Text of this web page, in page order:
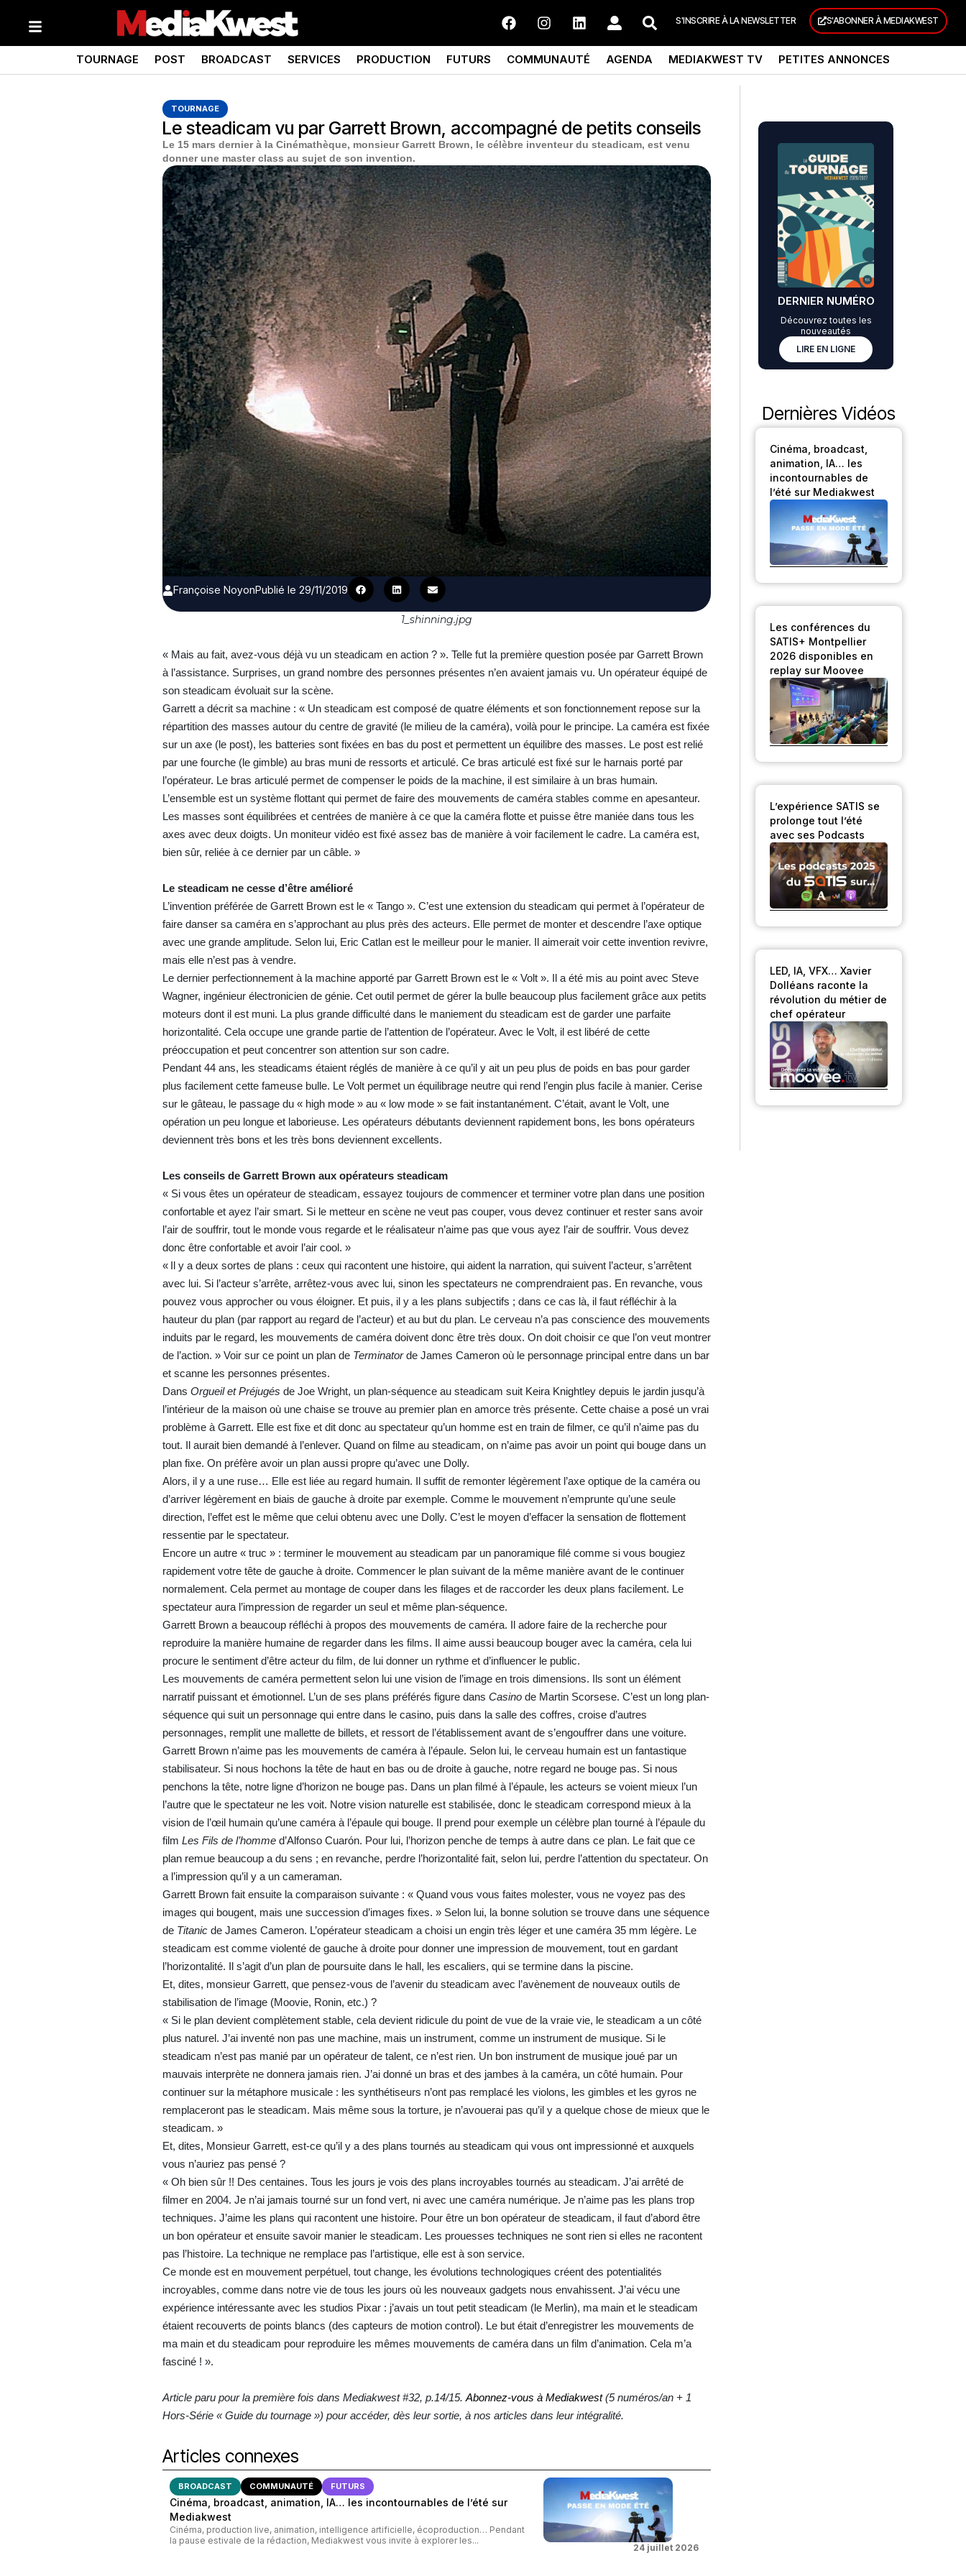
S'INSCRIRE À LA NEWSLETTER S'ABONNER À MEDIAKWEST
TOURNAGE POST BROADCAST SERVICES PRODUCTION FUTURS COMMUNAUTÉ AGENDA MEDIAKWEST TV PETITES ANNONCES
TOURNAGE
Le steadicam vu par Garrett Brown, accompagné de petits conseils
Le 15 mars dernier à la Cinémathèque, monsieur Garrett Brown, le célèbre inventeur du steadicam, est venu
donner une master class au sujet de son invention.
Françoise NoyonPublié le 29/11/2019
1_shinning.jpg
« Mais au fait, avez-vous déjà vu un steadicam en action ? ». Telle fut la première question posée par Garrett Brown
à l’assistance. Surprises, un grand nombre des personnes présentes n’en avaient jamais vu. Un opérateur équipé de
son steadicam évoluait sur la scène.
Garrett a décrit sa machine : « Un steadicam est composé de quatre éléments et son fonctionnement repose sur la
répartition des masses autour du centre de gravité (le milieu de la caméra), voilà pour le principe. La caméra est fixée
sur un axe (le post), les batteries sont fixées en bas du post et permettent un équilibre des masses. Le post est relié
par une fourche (le gimble) au bras muni de ressorts et articulé. Ce bras articulé est fixé sur le harnais porté par
l’opérateur. Le bras articulé permet de compenser le poids de la machine, il est similaire à un bras humain.
L’ensemble est un système flottant qui permet de faire des mouvements de caméra stables comme en apesanteur.
Les masses sont équilibrées et centrées de manière à ce que la caméra flotte et puisse être maniée dans tous les
axes avec deux doigts. Un moniteur vidéo est fixé assez bas de manière à voir facilement le cadre. La caméra est,
bien sûr, reliée à ce dernier par un câble. »
Le steadicam ne cesse d’être amélioré
L’invention préférée de Garrett Brown est le « Tango ». C’est une extension du steadicam qui permet à l’opérateur de
faire danser sa caméra en s’approchant au plus près des acteurs. Elle permet de monter et descendre l’axe optique
avec une grande amplitude. Selon lui, Eric Catlan est le meilleur pour le manier. Il aimerait voir cette invention revivre,
mais elle n’est pas à vendre.
Le dernier perfectionnement à la machine apporté par Garrett Brown est le « Volt ». Il a été mis au point avec Steve
Wagner, ingénieur électronicien de génie. Cet outil permet de gérer la bulle beaucoup plus facilement grâce aux petits
moteurs dont il est muni. La plus grande difficulté dans le maniement du steadicam est de garder une parfaite
horizontalité. Cela occupe une grande partie de l’attention de l’opérateur. Avec le Volt, il est libéré de cette
préoccupation et peut concentrer son attention sur son cadre.
Pendant 44 ans, les steadicams étaient réglés de manière à ce qu’il y ait un peu plus de poids en bas pour garder
plus facilement cette fameuse bulle. Le Volt permet un équilibrage neutre qui rend l’engin plus facile à manier. Cerise
sur le gâteau, le passage du « high mode » au « low mode » se fait instantanément. C’était, avant le Volt, une
opération un peu longue et laborieuse. Les opérateurs débutants deviennent rapidement bons, les bons opérateurs
deviennent très bons et les très bons deviennent excellents.
Les conseils de Garrett Brown aux opérateurs steadicam
« Si vous êtes un opérateur de steadicam, essayez toujours de commencer et terminer votre plan dans une position
confortable et ayez l’air smart. Si le metteur en scène ne veut pas couper, vous devez continuer et rester sans avoir
l’air de souffrir, tout le monde vous regarde et le réalisateur n’aime pas que vous ayez l’air de souffrir. Vous devez
donc être confortable et avoir l’air cool. »
« Il y a deux sortes de plans : ceux qui racontent une histoire, qui aident la narration, qui suivent l’acteur, s’arrêtent
avec lui. Si l’acteur s’arrête, arrêtez-vous avec lui, sinon les spectateurs ne comprendraient pas. En revanche, vous
pouvez vous approcher ou vous éloigner. Et puis, il y a les plans subjectifs ; dans ce cas là, il faut réfléchir à la
hauteur du plan (par rapport au regard de l’acteur) et au but du plan. Le cerveau n’a pas conscience des mouvements
induits par le regard, les mouvements de caméra doivent donc être très doux. On doit choisir ce que l’on veut montrer
de l’action. » Voir sur ce point un plan de Terminatorde James Cameron où le personnage principal entre dans un bar
et scanne les personnes présentes.
DansOrgueil et Préjugés de Joe Wright, un plan-séquence au steadicam suit Keira Knightley depuis le jardin jusqu’à
l’intérieur de la maison où une chaise se trouve au premier plan en amorce très présente. Cette chaise a posé un vrai
problème à Garrett. Elle est fixe et dit donc au spectateur qu’un homme est en train de filmer, ce qu’il n’aime pas du
tout. Il aurait bien demandé à l’enlever. Quand on filme au steadicam, on n’aime pas avoir un point qui bouge dans un
plan fixe. On préfère avoir un plan aussi propre qu’avec une Dolly.
Alors, il y a une ruse… Elle est liée au regard humain. Il suffit de remonter légèrement l’axe optique de la caméra ou
d’arriver légèrement en biais de gauche à droite par exemple. Comme le mouvement n’emprunte qu’une seule
direction, l’effet est le même que celui obtenu avec une Dolly. C’est le moyen d’effacer la sensation de flottement
ressentie par le spectateur.
Encore un autre « truc » : terminer le mouvement au steadicam par un panoramique filé comme si vous bougiez
rapidement votre tête de gauche à droite. Commencer le plan suivant de la même manière avant de le continuer
normalement. Cela permet au montage de couper dans les filages et de raccorder les deux plans facilement. Le
spectateur aura l’impression de regarder un seul et même plan-séquence.
Garrett Brown a beaucoup réfléchi à propos des mouvements de caméra. Il adore faire de la recherche pour
reproduire la manière humaine de regarder dans les films. Il aime aussi beaucoup bouger avec la caméra, cela lui
procure le sentiment d’être acteur du film, de lui donner un rythme et d’influencer le public.
Les mouvements de caméra permettent selon lui une vision de l’image en trois dimensions. Ils sont un élément
narratif puissant et émotionnel. L’un de ses plans préférés figure dansCasino de Martin Scorsese. C’est un long plan-
séquence qui suit un personnage qui entre dans le casino, puis dans la salle des coffres, croise d’autres
personnages, remplit une mallette de billets, et ressort de l’établissement avant de s’engouffrer dans une voiture.
Garrett Brown n’aime pas les mouvements de caméra à l’épaule. Selon lui, le cerveau humain est un fantastique
stabilisateur. Si nous hochons la tête de haut en bas ou de droite à gauche, notre regard ne bouge pas. Si nous
penchons la tête, notre ligne d’horizon ne bouge pas. Dans un plan filmé à l’épaule, les acteurs se voient mieux l’un
l’autre que le spectateur ne les voit. Notre vision naturelle est stabilisée, donc le steadicam correspond mieux à la
vision de l’œil humain qu’une caméra à l’épaule qui bouge. Il prend pour exemple un célèbre plan tourné à l’épaule du
filmLes Fils de l’homme d’Alfonso Cuarón. Pour lui, l’horizon penche de temps à autre dans ce plan. Le fait que ce
plan remue beaucoup a du sens ; en revanche, perdre l’horizontalité fait, selon lui, perdre l’attention du spectateur. On
a l’impression qu’il y a un cameraman.
Garrett Brown fait ensuite la comparaison suivante : « Quand vous vous faites molester, vous ne voyez pas des
images qui bougent, mais une succession d’images fixes. » Selon lui, la bonne solution se trouve dans une séquence
de Titanic de James Cameron. L’opérateur steadicam a choisi un engin très léger et une caméra 35 mm légère. Le
steadicam est comme violenté de gauche à droite pour donner une impression de mouvement, tout en gardant
l’horizontalité. Il s’agit d’un plan de poursuite dans le hall, les escaliers, qui se termine dans la piscine.
Et, dites, monsieur Garrett, que pensez-vous de l’avenir du steadicam avec l’avènement de nouveaux outils de
stabilisation de l’image (Moovie, Ronin, etc.) ?
« Si le plan devient complètement stable, cela devient ridicule du point de vue de la vraie vie, le steadicam a un côté
plus naturel. J’ai inventé non pas une machine, mais un instrument, comme un instrument de musique. Si le
steadicam n’est pas manié par un opérateur de talent, ce n’est rien. Un bon instrument de musique joué par un
mauvais interprète ne donnera jamais rien. J’ai donné un bras et des jambes à la caméra, un côté humain. Pour
continuer sur la métaphore musicale : les synthétiseurs n’ont pas remplacé les violons, les gimbles et les gyros ne
remplaceront pas le steadicam. Mais même sous la torture, je n’avouerai pas qu’il y a quelque chose de mieux que le
steadicam. »
Et, dites, Monsieur Garrett, est-ce qu’il y a des plans tournés au steadicam qui vous ont impressionné et auxquels
vous n’auriez pas pensé ?
« Oh bien sûr !! Des centaines. Tous les jours je vois des plans incroyables tournés au steadicam. J’ai arrêté de
filmer en 2004. Je n’ai jamais tourné sur un fond vert, ni avec une caméra numérique. Je n’aime pas les plans trop
techniques. J’aime les plans qui racontent une histoire. Pour être un bon opérateur de steadicam, il faut d’abord être
un bon opérateur et ensuite savoir manier le steadicam. Les prouesses techniques ne sont rien si elles ne racontent
pas l’histoire. La technique ne remplace pas l’artistique, elle est à son service.
Ce monde est en mouvement perpétuel, tout change, les évolutions technologiques créent des potentialités
incroyables, comme dans notre vie de tous les jours où les nouveaux gadgets nous envahissent. J’ai vécu une
expérience intéressante avec les studios Pixar : j’avais un tout petit steadicam (le Merlin), ma main et le steadicam
étaient recouverts de points blancs (des capteurs de motion control). Le but était d’enregistrer les mouvements de
ma main et du steadicam pour reproduire les mêmes mouvements de caméra dans un film d’animation. Cela m’a
fasciné ! ».
Article paru pour la première fois dans Mediakwest #32, p.14/15.Abonnez-vous à Mediakwest(5 numéros/an + 1
Hors-Série « Guide du tournage ») pour accéder, dès leur sortie, à nos articles dans leur intégralité.
Articles connexes
BROADCAST COMMUNAUTÉ FUTURS
Cinéma, broadcast, animation, IA… les incontournables de l’été sur
Mediakwest
Cinéma, production live, animation, intelligence artificielle, écoproduction… Pendant
la pause estivale de la rédaction, Mediakwest vous invite à explorer les...
24 juillet 2026
DERNIER NUMÉRO
Découvrez toutes les
nouveautés
LIRE EN LIGNE
Dernières Vidéos
Cinéma, broadcast,
animation, IA… les
incontournables de
l’été sur Mediakwest
Les conférences du
SATIS+ Montpellier
2026 disponibles en
replay sur Moovee
L’expérience SATIS se
prolonge tout l’été
avec ses Podcasts
LED, IA, VFX… Xavier
Dolléans raconte la
révolution du métier de
chef opérateur